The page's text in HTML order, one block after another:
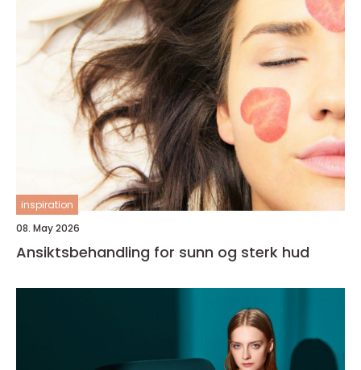
inspiration
08. May 2026
Ansiktsbehandling for sunn og sterk hud